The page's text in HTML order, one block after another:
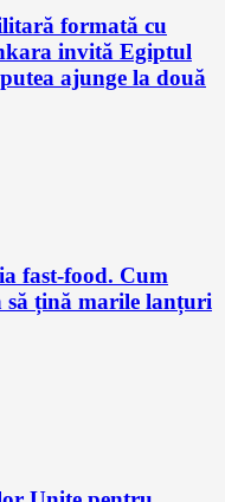
formată cu
invită Egiptul
ajunge la două
fast-food. Cum
țină marile lanțuri